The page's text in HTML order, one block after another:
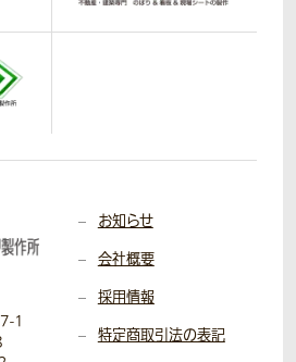
1
お知らせ
会社概要
採用情報
特定商取引法の表記